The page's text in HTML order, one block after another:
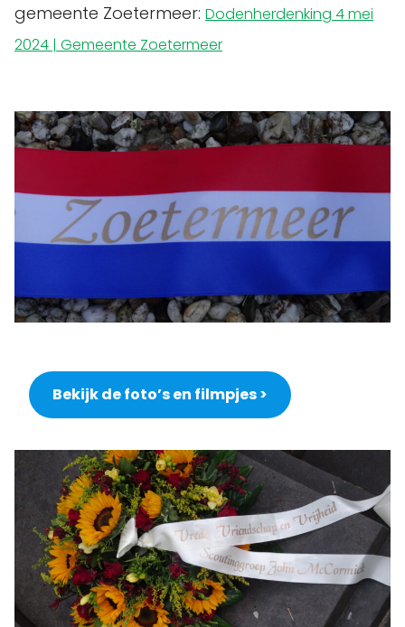
gemeente Zoetermeer: Dodenherdenking 4 mei
2024 | Gemeente Zoetermeer
Bekijk de foto’s en filmpjes >